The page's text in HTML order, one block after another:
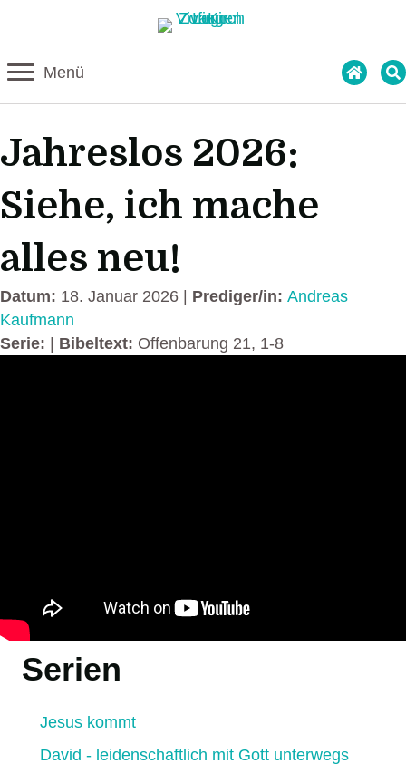
Menü
Jahreslos 2026:
Siehe, ich mache
alles neu!
Datum: 18. Januar 2026 | Prediger/in: Andreas
Kaufmann
Serie:
Bibeltext: Offenbarung 21, 1-8
Serien
Jesus kommt
David - leidenschaftlich mit Gott unterwegs